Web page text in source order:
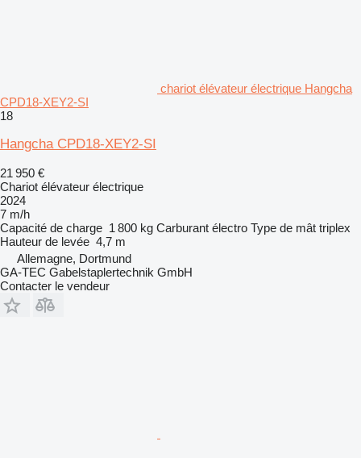
chariot élévateur électrique Hangcha
CPD18-XEY2-SI
18
Hangcha CPD18-XEY2-SI
21 950 €
Chariot élévateur électrique
2024
7 m/h
Capacité de charge 1 800 kg Carburant électro Type de mât triplex
Hauteur de levée 4,7 m
Allemagne, Dortmund
GA-TEC Gabelstaplertechnik GmbH
Contacter le vendeur